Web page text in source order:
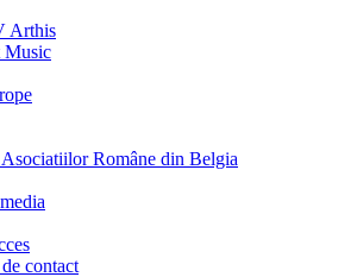
Arthis
Music
Asociatiilor Române din Belgia
contact